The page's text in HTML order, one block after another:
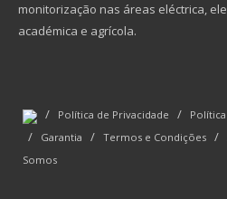
monitorização nas áreas eléctrica,
académica e agrícola.
/ Política de Privacidade /
/ Garantia / Termos e Condições /
Somos